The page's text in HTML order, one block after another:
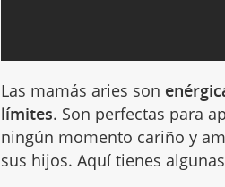
Las mamás aries son
límites. Son perfectas para
ningún momento cariño y
sus hijos. Aquí tienes